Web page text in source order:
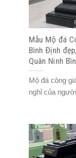
Mẫu Mộ đá
Bình Định
Quân Ninh
Mộ đá công
nghỉ của